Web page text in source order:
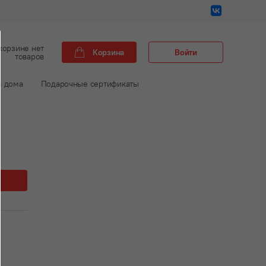
нет
товаров Корзина Войти
дома Подарочные сертификаты